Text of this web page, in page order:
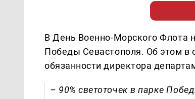
В День Военно-Морского Флота
Победы Севастополя. Об этом в
обязанности директора
– 90% светоточек в парке